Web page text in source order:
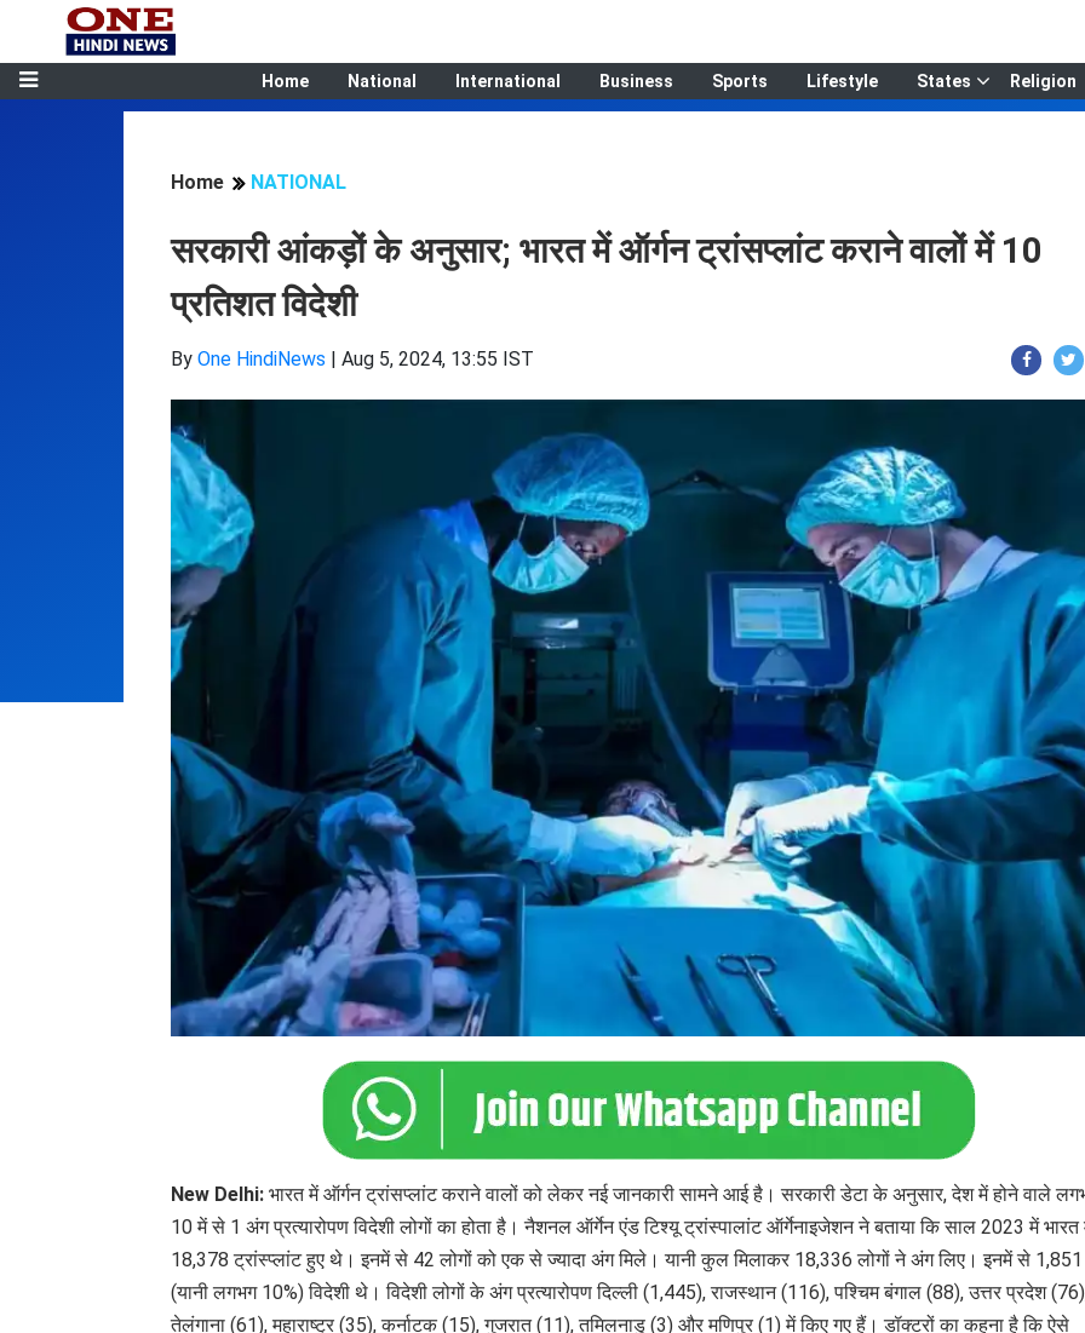
Home National International Business Sports Lifestyle States Religion
Home NATIONAL
सरकारी आंकड़ों के अनुसार; भारत में ऑर्गन ट्रांसप्लांट कराने वालों में 10
प्रतिशत विदेशी
By One HindiNews | Aug 5, 2024, 13:55 IST
New Delhi: भारत में ऑर्गन ट्रांसप्लांट कराने वालों को लेकर नई जानकारी सामने आई है। सरकारी डेटा के अनुसार, देश में होने वाले
10 में से 1 अंग प्रत्यारोपण विदेशी लोगों का होता है। नैशनल ऑर्गेन एंड टिश्यू ट्रांस्पालांट ऑर्गेनाइजेशन ने बताया कि साल 2023 में
18,378 ट्रांस्प्लांट हुए थे। इनमें से 42 लोगों को एक से ज्यादा अंग मिले। यानी कुल मिलाकर 18,336 लोगों ने अंग लिए। इनमें से
(यानी लगभग 10%) विदेशी थे। विदेशी लोगों के अंग प्रत्यारोपण दिल्ली (1,445), राजस्थान (116), पश्चिम बंगाल (88), उत्तर प्रदेश
तेलंगाना (61), महाराष्ट्र (35), कर्नाटक (15), गुजरात (11), तमिलनाडु (3) और मणिपुर (1) में किए गए हैं। डॉक्टरों का कहना है कि ऐसे